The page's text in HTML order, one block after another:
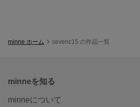
minne ホーム sevenc15 の作品一覧
minneを知る
minneについて